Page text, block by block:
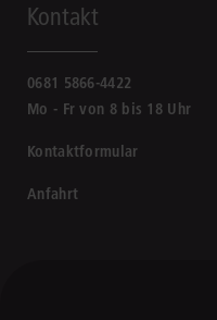
Kontakt
0681 5866-4422
Mo - Fr von 8 bis 18 Uhr
Kontaktformular
Anfahrt